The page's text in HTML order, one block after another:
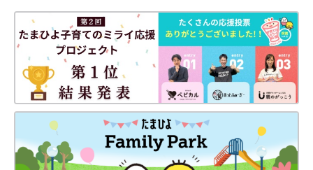
難に日本語の看板のラーメン店に入りました。
これが……超絶にマズかった。
あまりの味に空腹だったけど、夫婦揃って残して店を出ました。
未だに夫とその話で盛り上がるほど、忘れられない味です」
忘れられない味は、いろんなパターンがあるようです。
文／和兎 尊美